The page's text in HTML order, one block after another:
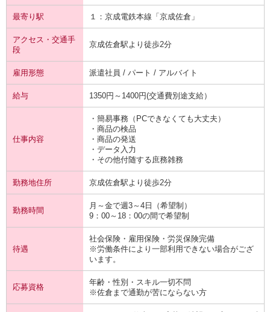
最寄り駅 １：京成電鉄本線 「京成佐倉」
アクセス・交通手
段
京成佐倉駅より徒歩2分
雇用形態 派遣社員 / パート / アルバイト
給与 1350円～1400円(交通費別途支給）
仕事内容
・簡易事務（PCできなくても大丈夫）
・商品の検品
・商品の発送
・データ入力
・その他付随する庶務雑務
勤務地住所 京成佐倉駅より徒歩2分
勤務時間
月～金で週3～4日（希望制）
9：00～18：00の間で希望制
待遇
社会保険・雇用保険・労災保険完備
※労働条件により一部利用できない場合がござ
います。
応募資格
年齢・性別・スキル一切不問
※佐倉まで通勤が苦にならない方